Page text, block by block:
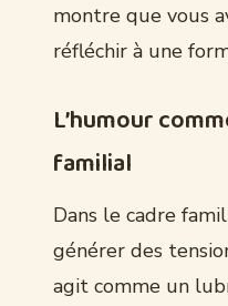
montre que vous
réfléchir à une
L’humour
familial
Dans le cadre
générer des
agit comme un